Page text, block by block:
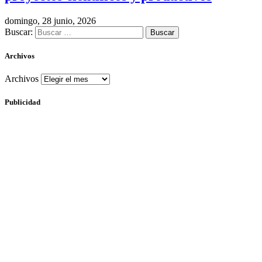
domingo, 28 junio, 2026
Buscar:
Archivos
Archivos
Publicidad